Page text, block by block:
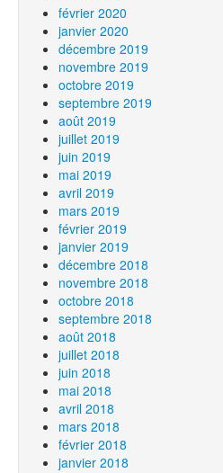
février 2020
janvier 2020
décembre 2019
novembre 2019
octobre 2019
septembre 2019
août 2019
juillet 2019
juin 2019
mai 2019
avril 2019
mars 2019
février 2019
janvier 2019
décembre 2018
novembre 2018
octobre 2018
septembre 2018
août 2018
juillet 2018
juin 2018
mai 2018
avril 2018
mars 2018
février 2018
janvier 2018